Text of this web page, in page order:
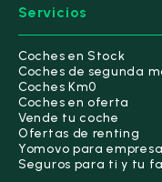
Yomovo
Yomovo
Servicios
Coches en Stock
Coches de segunda
Coches Km0
Coches en oferta
Vende tu coche
Ofertas de renting
Yomovo para
Seguros para ti y tu